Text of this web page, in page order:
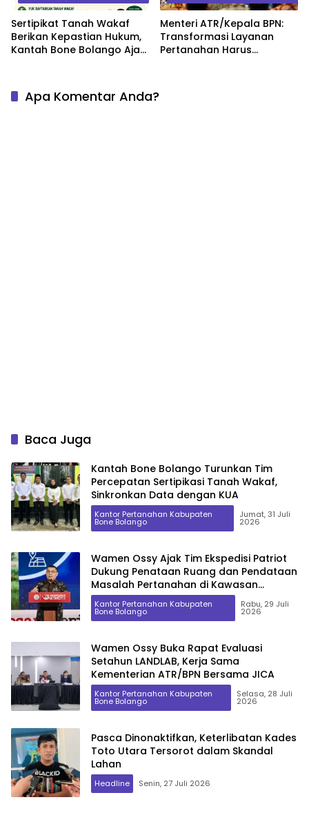
Sertipikat Tanah Wakaf
Berikan Kepastian Hukum,
Kantah Bone Bolango Ajak
Menteri ATR/Kepala BPN:
Transformasi Layanan
Pertanahan Harus
Apa Komentar Anda?
Baca Juga
Kantah Bone Bolango Turunkan Tim
Percepatan Sertipikasi Tanah Wakaf,
Sinkronkan Data dengan KUA
Kantor Pertanahan Kabupaten
Bone Bolango
Jumat, 31 Juli
2026
Wamen Ossy Ajak Tim Ekspedisi Patriot
Dukung Penataan Ruang dan Pendataan
Masalah Pertanahan di Kawasan
Transmigrasi
Kantor Pertanahan Kabupaten
Bone Bolango
Rabu, 29 Juli
2026
Wamen Ossy Buka Rapat Evaluasi
Setahun LANDLAB, Kerja Sama
Kementerian ATR/BPN Bersama JICA
Kantor Pertanahan Kabupaten
Bone Bolango
Selasa, 28 Juli
2026
Pasca Dinonaktifkan, Keterlibatan Kades
Toto Utara Tersorot dalam Skandal
Lahan
Headline Senin, 27 Juli 2026